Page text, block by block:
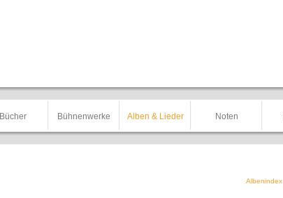
Bücher Bühnenwerke Alben & Lieder Noten
Albenindex